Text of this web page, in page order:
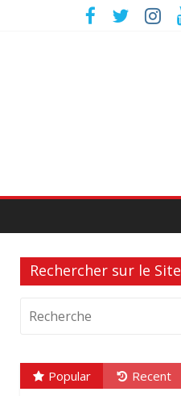
Rechercher sur le Site
Popular Recent